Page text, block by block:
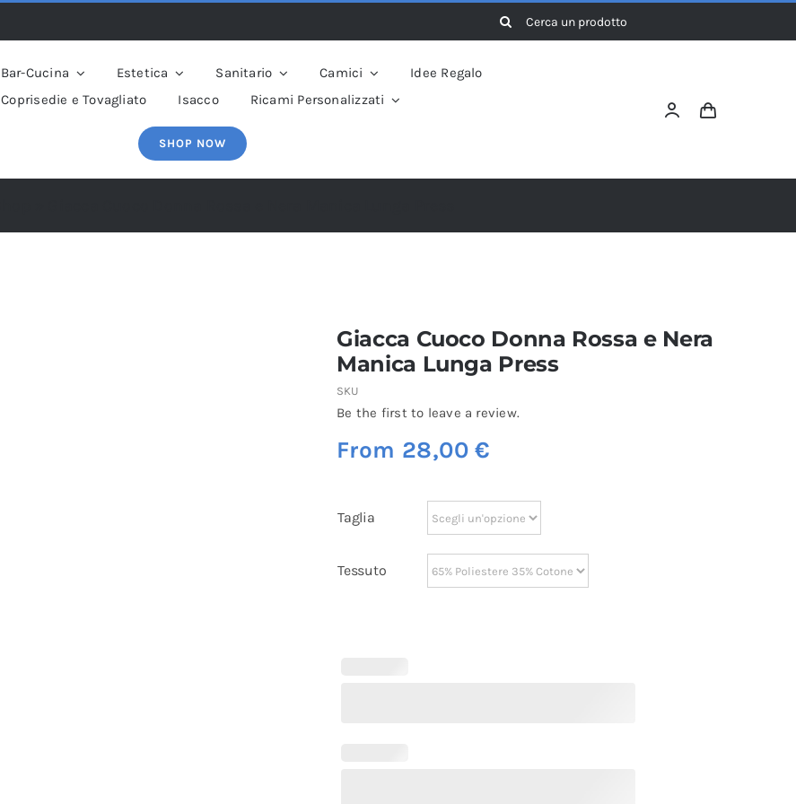
Cerca
per:
Bar-Cucina Estetica Sanitario Camici
Idee Regalo
Coprisedie e Tovagliato
Isacco Ricami Personalizzati
SHOP NOW
Giacca Cuoco Donna Rossa e Nera
Manica Lunga Press
SKU
Be the first to leave a review.
From 28,00€
Taglia
Tessuto